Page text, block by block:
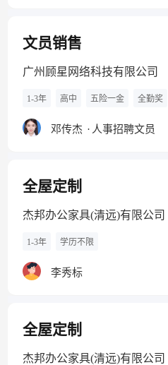
文员销售
广州顾星网络科技有限公司
1-3年 高中 五险一金 全勤奖
邓传杰 · 人事招聘文员
全屋定制
杰邦办公家具(清远)有限公司
1-3年 学历不限
李秀标
全屋定制
杰邦办公家具(清远)有限公司